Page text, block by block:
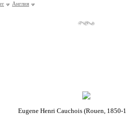
Англия
Eugene Henri Cauchois (Rouen, 1850-